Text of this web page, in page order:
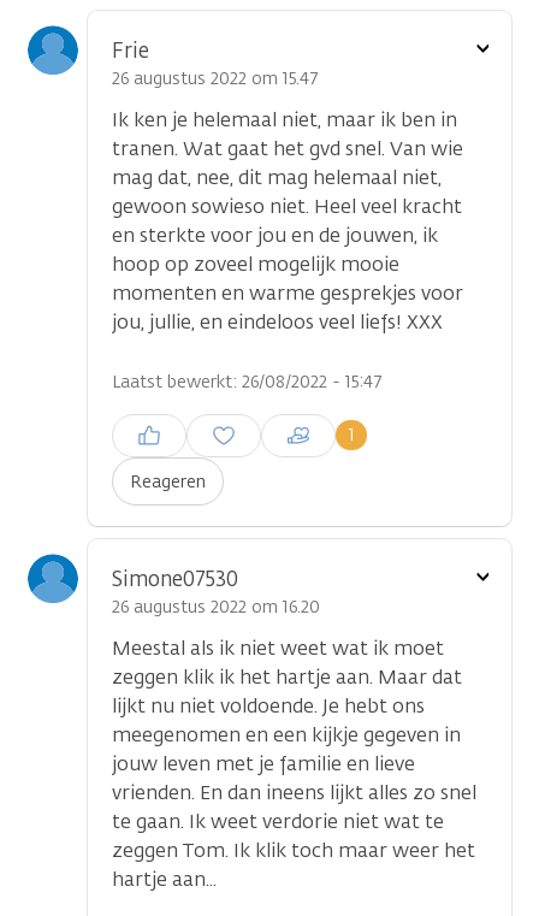
Frie
26 augustus 2022 om 15.47
Ik ken je helemaal niet, maar ik ben in
tranen. Wat gaat het gvd snel. Van wie
mag dat, nee, dit mag helemaal niet,
gewoon sowieso niet. Heel veel kracht
en sterkte voor jou en de jouwen, ik
hoop op zoveel mogelijk mooie
momenten en warme gesprekjes voor
jou, jullie, en eindeloos veel liefs! XXX
Laatst bewerkt: 26/08/2022 - 15:47
Reageren
1
Inloggen om een reactie te
plaatsen
Toon
Simone07530
26 augustus 2022 om 16.20
Meestal als ik niet weet wat ik moet
zeggen klik ik het hartje aan. Maar dat
lijkt nu niet voldoende. Je hebt ons
meegenomen en een kijkje gegeven in
jouw leven met je familie en lieve
vrienden. En dan ineens lijkt alles zo snel
te gaan. Ik weet verdorie niet wat te
zeggen Tom. Ik klik toch maar weer het
hartje aan...
Toon